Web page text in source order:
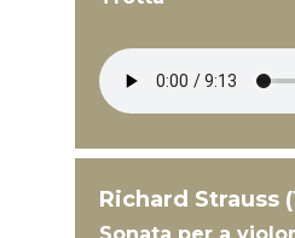
Richard Strauss